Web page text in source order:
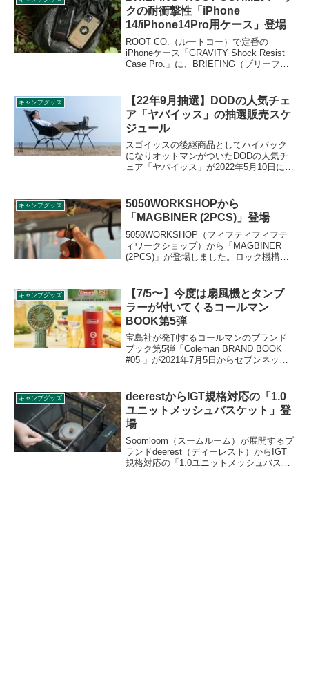
クの耐衝撃性「iPhone
14/iPhone14Pro用ケース」登場
ROOT CO.（ルートコー）で定番の
iPhoneケース「GRAVITY Shock Resist
Case Pro.」に、BRIEFING（ブリーフィ
登場しました。詳細をレビューします。
キャンプグッズ
【22年9月抽選】DODの人気チェ
ア「ヤバイッス」の抽選販売スケ
ジュール
スゴイッスの後継商品としてハイバック
になりオットマンがついたDODの人気チ
ェア「ヤバイッス」が2022年5月10日に発
ります。詳細をレビューします。
キャンプグッズ
5050WORKSHOPから
「MAGBINER (2PCS)」登場
5050WORKSHOP（フィフティフィフテ
ィワークショップ）から「MAGBINER
(2PCS)」が登場しました。ロック機構を
は異なり、不意の脱落を防止できるので
日常使いでも安心して携行できます。詳
細をレビューします。
キャンプグッズ
【7/5〜】今度は扇風機とタンブ
ラーが付いてくるコールマン
BOOK第5弾
宝島社が発刊するコールマンのブランド
ブック第5弾「Coleman BRAND BOOK
#05 」が2021年7月5日からセブンネット
真空断熱タンブラーが付属します。詳細
をレビューします。
キャンプグッズ
deerestからIGT規格対応の「1.0
ユニットメッシュバスケット」登
場
Soomloom（スームルーム）が展開するブ
ランドdeerest（ディーレスト）からIGT
規格対応の「1.0ユニットメッシュバスケ